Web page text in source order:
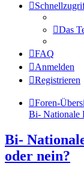
Das
FAQ
Anmelden
Registrieren
Foren-
Bi- Nationale
Bi-
oder nein?